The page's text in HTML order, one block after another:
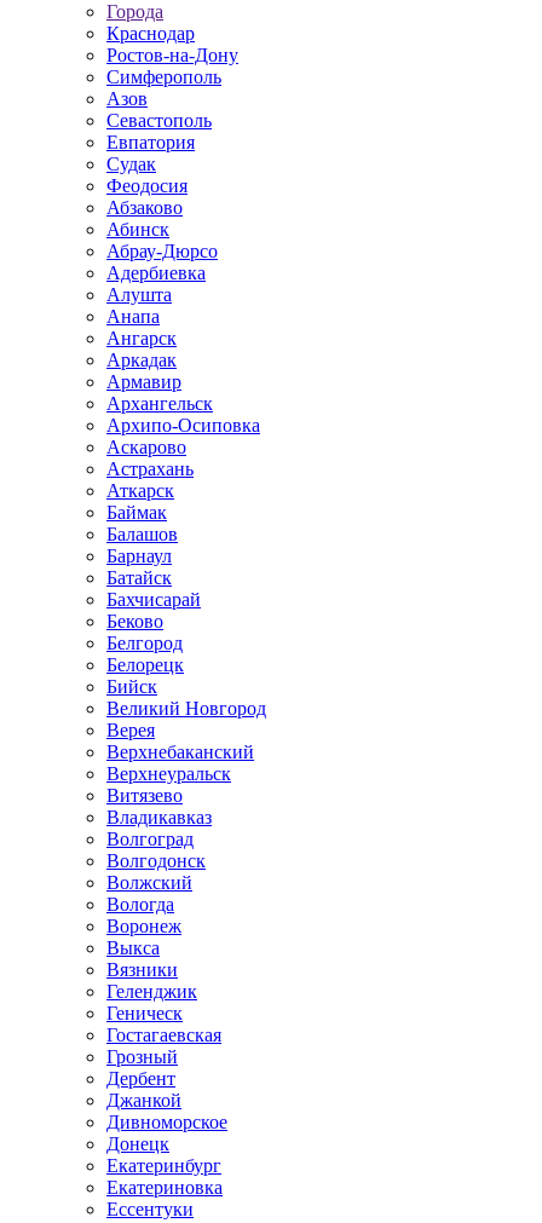
Города
Краснодар
Ростов-на-Дону
Симферополь
Азов
Севастополь
Евпатория
Судак
Феодосия
Абзаково
Абинск
Абрау-Дюрсо
Адербиевка
Алушта
Анапа
Ангарск
Аркадак
Армавир
Архангельск
Архипо-Осиповка
Аскарово
Астрахань
Аткарск
Баймак
Балашов
Барнаул
Батайск
Бахчисарай
Беково
Белгород
Белорецк
Бийск
Великий Новгород
Верея
Верхнебаканский
Верхнеуральск
Витязево
Владикавказ
Волгоград
Волгодонск
Волжский
Вологда
Воронеж
Выкса
Вязники
Геленджик
Геническ
Гостагаевская
Грозный
Дербент
Джанкой
Дивноморское
Донецк
Екатеринбург
Екатериновка
Ессентуки